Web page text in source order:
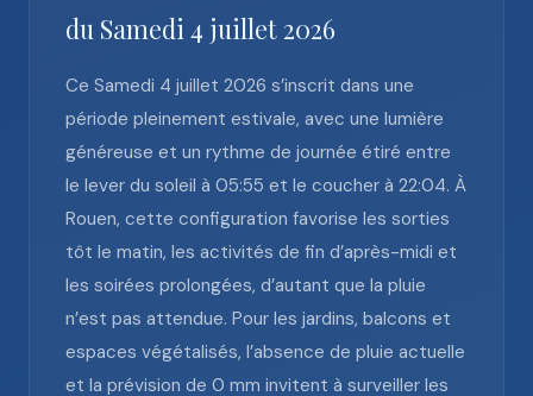
du Samedi 4 juillet 2026
Ce Samedi 4 juillet 2026 s’inscrit dans une
période pleinement estivale, avec une lumière
généreuse et un rythme de journée étiré entre
le lever du soleil à 05:55 et le coucher à 22:04. À
Rouen, cette configuration favorise les sorties
tôt le matin, les activités de fin d’après-midi et
les soirées prolongées, d’autant que la pluie
n’est pas attendue. Pour les jardins, balcons et
espaces végétalisés, l’absence de pluie actuelle
et la prévision de 0 mm invitent à surveiller les